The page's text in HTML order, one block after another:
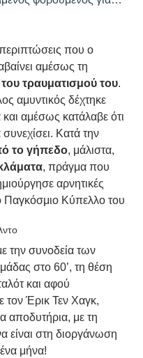
περιπτώσεις που ο
αμέσως τη
τραυματισμού του.
αμυντικός δέχτηκε
αμέσως κατάλαβε ότι
Κατά την
το γήπεδο, μάλιστα,
, πράγμα που
αρνητικές
Παγκόσμιο Κύπελλο του
την συνοδεία των
στο 60’, τη θέση
και αφού
τον Έρικ Τεν Χαγκ,
αποδυτήρια, με τη
είναι στη διοργάνωση
μήνα!